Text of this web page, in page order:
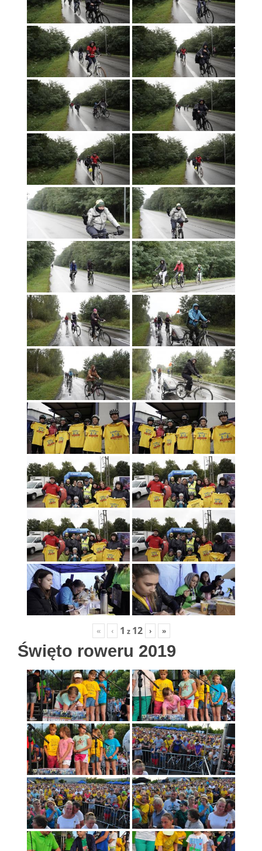
« ‹ 1 z 12 › »
Święto roweru 2019